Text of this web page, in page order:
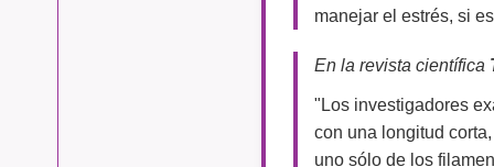
manejar el estrés, si
En la revista científica
"Los investigadores
con una longitud
uno sólo de los